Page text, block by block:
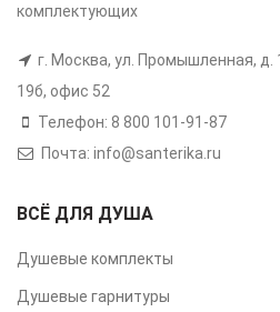
комплектующих
г. Москва, ул. Промышленная, д.
19б, офис 52
Телефон: 8 800 101-91-87
Почта: info@santerika.ru
ВСЁ ДЛЯ ДУША
Душевые комплекты
Душевые гарнитуры